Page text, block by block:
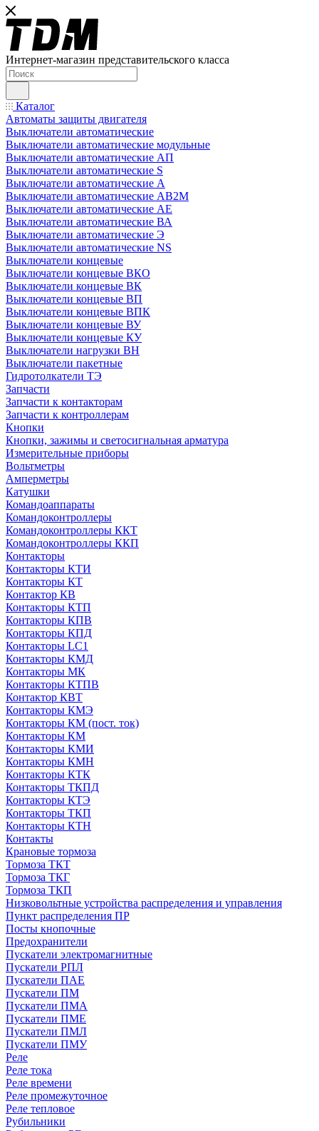
Интернет-магазин представительского класса
Каталог
Автоматы защиты двигателя
Выключатели автоматические
Выключатели автоматические модульные
Выключатели автоматические АП
Выключатели автоматические S
Выключатели автоматические А
Выключатели автоматические АВ2М
Выключатели автоматические АЕ
Выключатели автоматические ВА
Выключатели автоматические Э
Выключатели автоматические NS
Выключатели концевые
Выключатели концевые ВКО
Выключатели концевые ВК
Выключатели концевые ВП
Выключатели концевые ВПК
Выключатели концевые ВУ
Выключатели концевые КУ
Выключатели нагрузки ВН
Выключатели пакетные
Гидротолкатели ТЭ
Запчасти
Запчасти к контакторам
Запчасти к контроллерам
Кнопки
Кнопки, зажимы и светосигнальная арматура
Измерительные приборы
Вольтметры
Амперметры
Катушки
Командоаппараты
Командоконтроллеры
Командоконтроллеры ККТ
Командоконтроллеры ККП
Контакторы
Контакторы КТИ
Контакторы КТ
Контактор КВ
Контакторы КТП
Контакторы КПВ
Контакторы КПД
Контакторы LC1
Контакторы КМД
Контакторы МК
Контакторы КТПВ
Контактор КВТ
Контакторы КМЭ
Контакторы КМ (пост. ток)
Контакторы КМ
Контакторы КМИ
Контакторы КМН
Контакторы КТК
Контакторы ТКПД
Контакторы КТЭ
Контакторы ТКП
Контакторы КТН
Контакты
Крановые тормоза
Тормоза ТКТ
Тормоза ТКГ
Тормоза ТКП
Низковольтные устройства распределения и управления
Пункт распределения ПР
Посты кнопочные
Предохранители
Пускатели электромагнитные
Пускатели РПЛ
Пускатели ПАЕ
Пускатели ПМ
Пускатели ПМА
Пускатели ПМЕ
Пускатели ПМЛ
Пускатели ПМУ
Реле
Реле тока
Реле времени
Реле промежуточное
Реле тепловое
Рубильники